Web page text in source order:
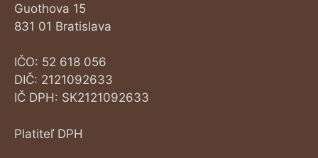
Guothova 15
831 01 Bratislava
IČO: 52 618 056
DIČ: 2121092633
IČ DPH: SK2121092633
Platiteľ DPH